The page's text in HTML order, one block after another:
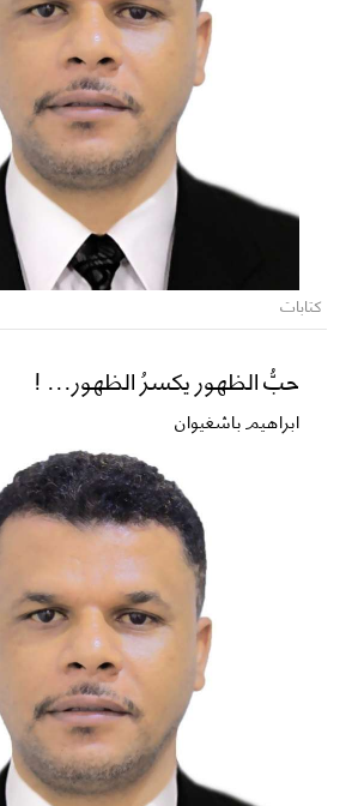
كتابات
حبُّ الظهور يكسرُ الظهور... !
ابراهيم باشغيوان